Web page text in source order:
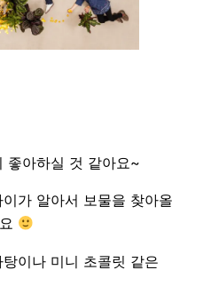
좋아하실 것 같아요~
가 알아서 보물을 찾아올
이나 미니 초콜릿 같은